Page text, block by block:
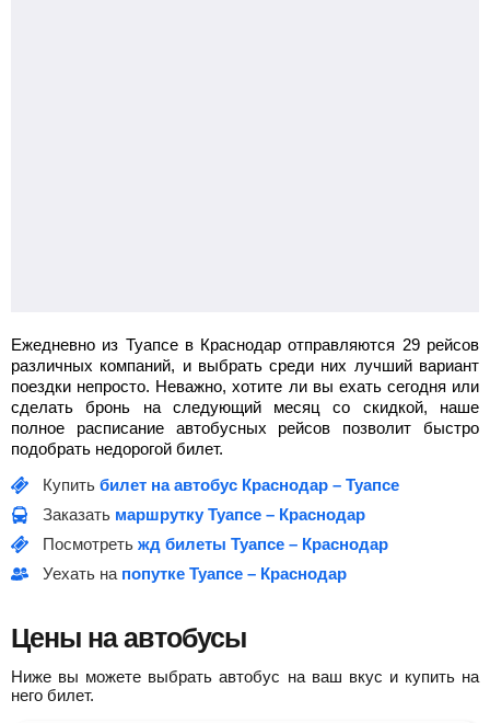
Ежедневно из Туапсе в Краснодар отправляются 29 рейсов
различных компаний, и выбрать среди них лучший вариант
поездки непросто. Неважно, хотите ли вы ехать сегодня или
сделать бронь на следующий месяц со скидкой, наше
полное расписание автобусных рейсов позволит быстро
подобрать недорогой билет.
Купить билет на автобус Краснодар – Туапсе
Заказать маршрутку Туапсе – Краснодар
Посмотреть жд билеты Туапсе – Краснодар
Уехать на попутке Туапсе – Краснодар
Цены на автобусы
Ниже вы можете выбрать автобус на ваш вкус и купить на
него билет.